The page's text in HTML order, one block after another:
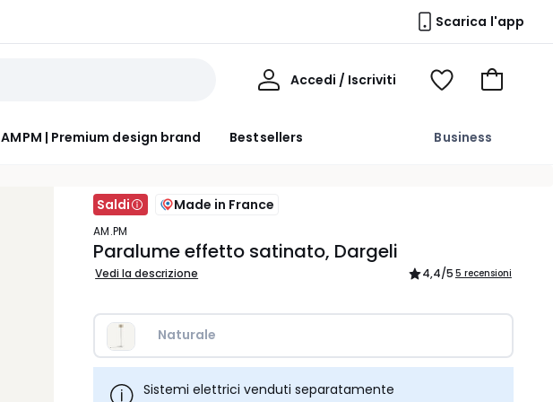
Scarica l'app
AMPM | Premium design brand Bestsellers Business
Accedi / Iscriviti
Voir
Vai
Saldi Made in France
AM.PM
Paralume effetto satinato, Dargeli
Vedi la descrizione 4,4/5 5 recensioni
Naturale
Sistemi elettrici venduti separatamente